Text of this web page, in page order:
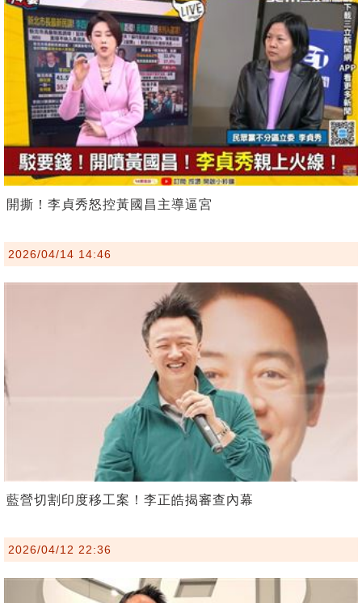
開撕！李貞秀怒控黃國昌主導逼宮
2026/04/14 14:46
藍營切割印度移工案！李正皓揭審查內幕
2026/04/12 22:36